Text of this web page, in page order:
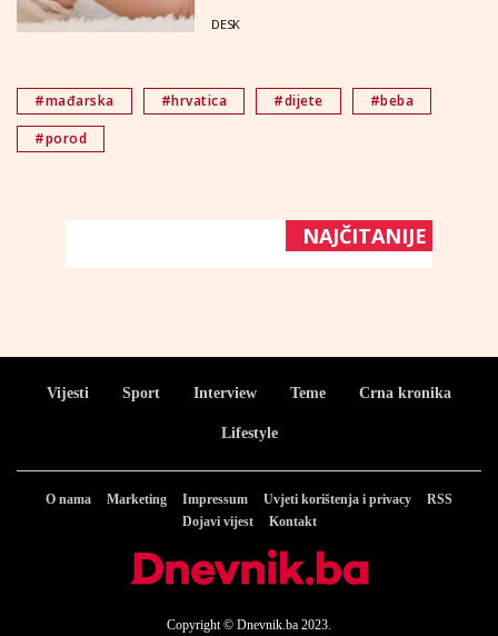
DESK
#mađarska #hrvatica #dijete
#beba
#porod
NAJČITANIJE
Vijesti Sport Interview Teme Crna kronika
Lifestyle
O nama Marketing Impressum Uvjeti korištenja i privacy
RSS
Dojavi vijest
Kontakt
Copyright © Dnevnik.ba 2023.